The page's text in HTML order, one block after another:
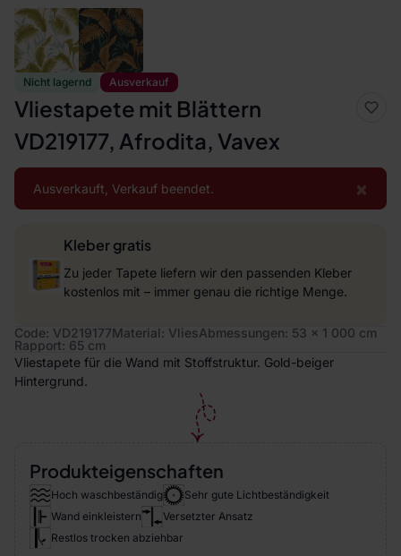
Nicht lagernd Ausverkauf
Vliestapete mit Blättern
VD219177, Afrodita, Vavex
×
Ausverkauft, Verkauf beendet.
Kleber gratis
Zu jeder Tapete liefern wir den passenden Kleber
kostenlos mit – immer genau die richtige Menge.
Code: VD219177Material: VliesAbmessungen: 53 x 1 000 cm
Rapport: 65 cm
Vliestapete für die Wand mit Stoffstruktur. Gold-beiger
Hintergrund.
Produkteigenschaften
Hoch waschbeständig
Sehr gute Lichtbeständigkeit
Wand einkleistern
Versetzter Ansatz
Restlos trocken abziehbar